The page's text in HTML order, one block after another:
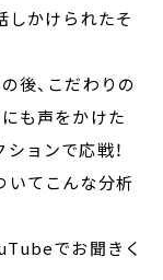
しかけられたそ
後、こだわりの
も声をかけた
ョンで応戦！
いてこんな分析
でお聞きく